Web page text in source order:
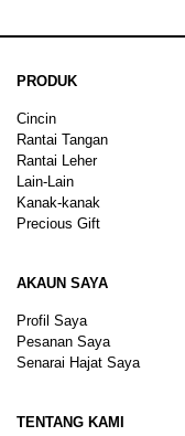
PRODUK
Cincin
Rantai Tangan
Rantai Leher
Lain-Lain
Kanak-kanak
Precious Gift
AKAUN SAYA
Profil Saya
Pesanan Saya
Senarai Hajat Saya
TENTANG KAMI